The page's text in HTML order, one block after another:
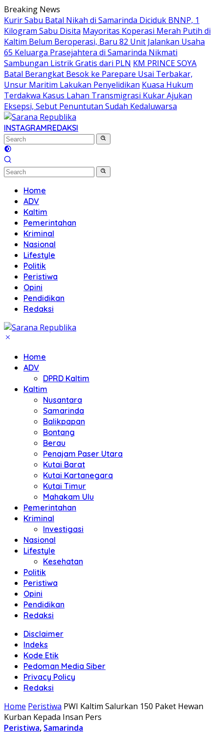
Skip
to
content
Breaking News
Kurir Sabu Batal Nikah di Samarinda Diciduk BNNP, 1
Kilogram Sabu Disita Mayoritas Koperasi Merah Putih di
Kaltim Belum Beroperasi, Baru 82 Unit Jalankan Usaha
65 Keluarga Prasejahtera di Samarinda Nikmati
Sambungan Listrik Gratis dari PLN KM PRINCE SOYA
Batal Berangkat Besok ke Parepare Usai Terbakar,
Unsur Maritim Lakukan Penyelidikan Kuasa Hukum
Terdakwa Kasus Lahan Transmigrasi Kukar Ajukan
Eksepsi, Sebut Penuntutan Sudah Kedaluwarsa
INSTAGRAMREDAKSI
Home
ADV
Kaltim
Pemerintahan
Kriminal
Nasional
Lifestyle
Politik
Peristiwa
Opini
Pendidikan
Redaksi
Home
ADV
DPRD Kaltim
Kaltim
Nusantara
Samarinda
Balikpapan
Bontang
Berau
Penajam Paser Utara
Kutai Barat
Kutai Kartanegara
Kutai Timur
Mahakam Ulu
Pemerintahan
Kriminal
Investigasi
Nasional
Lifestyle
Kesehatan
Politik
Peristiwa
Opini
Pendidikan
Redaksi
Disclaimer
Indeks
Kode Etik
Pedoman Media Siber
Privacy Policy
Redaksi
Home Peristiwa PWI Kaltim Salurkan 150 Paket Hewan
Kurban Kepada Insan Pers
Peristiwa, Samarinda